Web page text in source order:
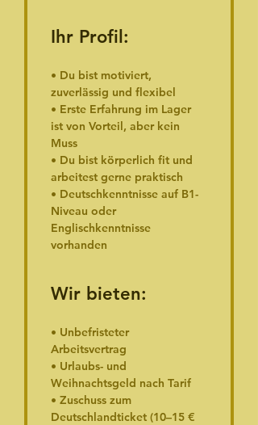
Ihr Profil:
• Du bist motiviert,
zuverlässig und flexibel
• Erste Erfahrung im Lager
ist von Vorteil, aber kein
Muss
• Du bist körperlich fit und
arbeitest gerne praktisch
• Deutschkenntnisse auf B1-
Niveau oder
Englischkenntnisse
vorhanden
Wir bieten:
• Unbefristeter
Arbeitsvertrag
• Urlaubs- und
Weihnachtsgeld nach Tarif
• Zuschuss zum
Deutschlandticket (10–15 €